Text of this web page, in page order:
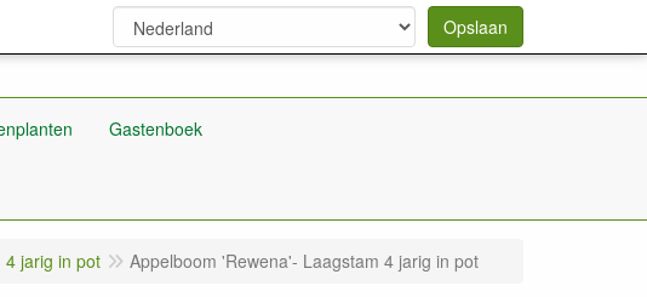
Gastenboek
4 jarig in pot Appelboom 'Rewena'- Laagstam 4 jarig in pot
Opslaan